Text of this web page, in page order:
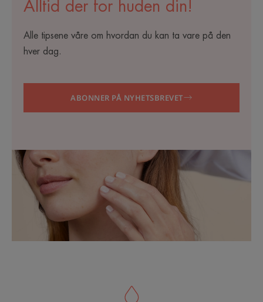
Alltid der for huden din!
Alle tipsene våre om hvordan du kan ta vare på den
hver dag.
ABONNER PÅ NYHETSBREVET